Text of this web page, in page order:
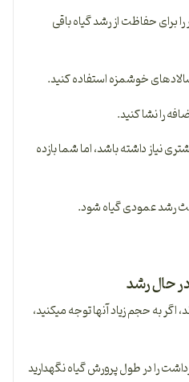
برای حفاظت از رشد گیاه باقی
خوشمزه استفاده کنید.
را نشا کنید.
نیاز داشته باشد، اما شما بازده
رشد عمودی گیاه شود.
به حجم زیاد آنها توجه می­کنید،
را در طول پرورش گیاه نگه­دارید